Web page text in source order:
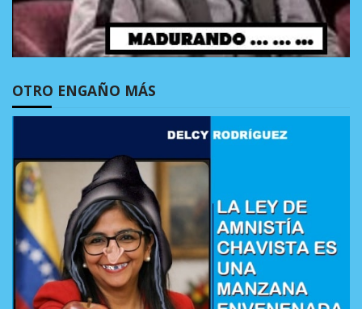
OTRO ENGAÑO MÁS